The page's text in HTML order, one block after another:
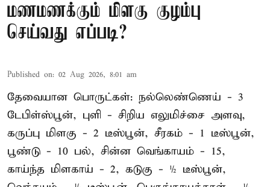
மணமணக்கும் மிளகு குழம்பு
செய்வது எப்படி?
Published on: 02 Aug 2026, 8:01 am
தேவையான பொருட்கள்: நல்லெண்ணெய் - 3
டேபிள்ஸ்பூன், புளி - சிறிய எலுமிச்சை அளவு,
கருப்பு மிளகு - 2 டீஸ்பூன், சீரகம் - 1 டீஸ்பூன்,
பூண்டு - 10 பல், சின்ன வெங்காயம் - 15,
காய்ந்த மிளகாய் - 2, கடுகு - ½ டீஸ்பூன்,